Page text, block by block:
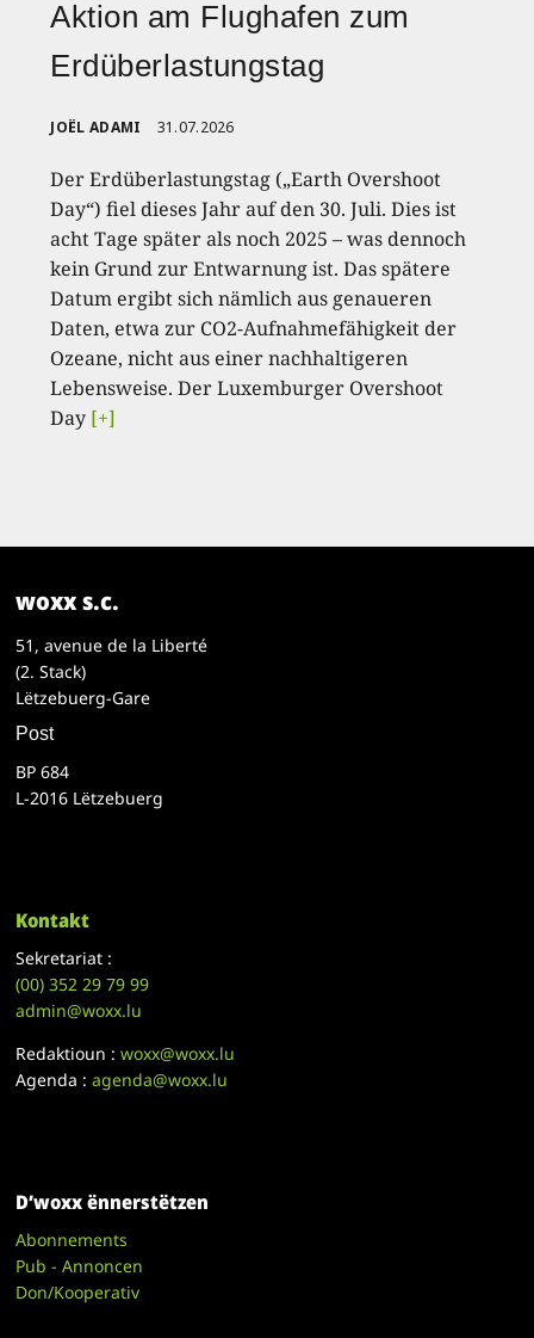
Aktion am Flughafen zum
Erdüberlastungstag
JOËL ADAMI 31.07.2026
Der Erdüberlastungstag („Earth Overshoot
Day“) fiel dieses Jahr auf den 30. Juli. Dies ist
acht Tage später als noch 2025 – was dennoch
kein Grund zur Entwarnung ist. Das spätere
Datum ergibt sich nämlich aus genaueren
Daten, etwa zur CO2-Aufnahmefähigkeit der
Ozeane, nicht aus einer nachhaltigeren
Lebensweise. Der Luxemburger Overshoot
Day [+]
woxx s.c.
51, avenue de la Liberté
(2. Stack)
Lëtzebuerg-Gare
Post
BP 684
L-2016 Lëtzebuerg
Kontakt
Sekretariat :
(00)352 29 79 99
admin@woxx.lu
Redaktioun :woxx@woxx.lu
Agenda :agenda@woxx.lu
D’woxx ënnerstëtzen
Abonnements
Pub - Annoncen
Don/Kooperativ